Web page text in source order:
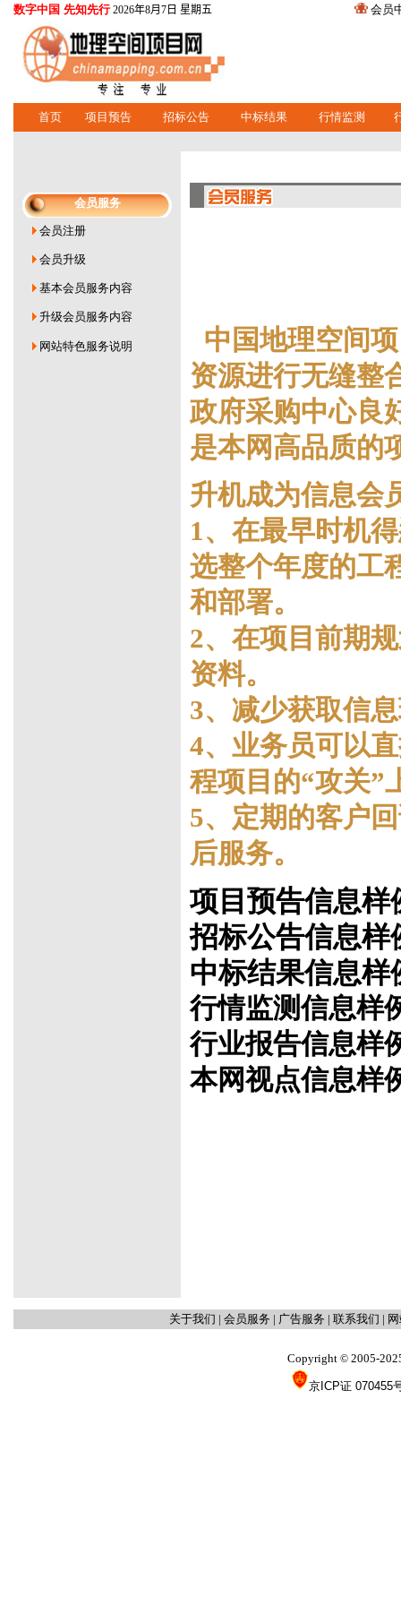
数字中国 先知先行 2026年8月7日 星期五 会员
首页 项目预告 招标公告 中标结果 行情监测
会员服务
会员注册
会员升级
基本会员服务内容
升级会员服务内容
网站特色服务说明
中国地理空间
资源进行无缝整
政府采购中心良
是本网高品质的
升机成为信息会
1、在最早时机
选整个年度的工
和部署。
2、在项目前期
资料。
3、减少获取信
4、业务员可以
程项目的“攻关”
5、定期的客户
后服务。
项目预告信息样
招标公告信息样
中标结果信息样
行情监测信息样
行业报告信息样
本网视点信息样
关于我们 | 会员服务 | 广告服务 | 联系我们 |
Copyright © 2005-
京ICP证 070455